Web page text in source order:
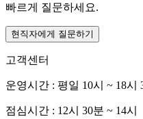
빠르게 질문하세요.
현직자에게 질문하기
고객센터
운영시간 : 평일 10시 ~ 18시
점심시간 : 12시 30분 ~ 14시